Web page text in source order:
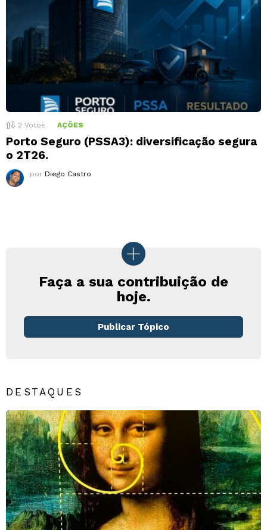
2 Votos AÇÕES
Porto Seguro (PSSA3): diversificação segura
o 2T26.
por Diego Castro
Faça a sua contribuição de
hoje.
Publicar Tópico
DESTAQUES